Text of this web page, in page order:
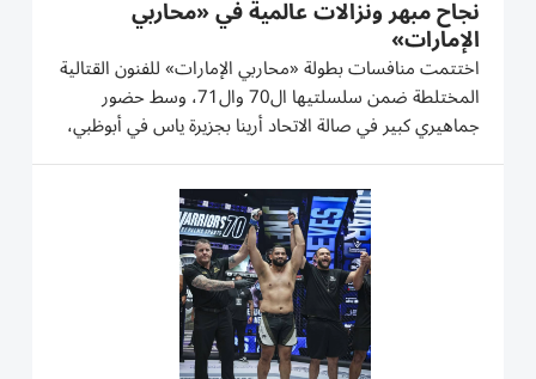
نجاح مبهر ونزالات عالمية في «محاربي
الإمارات»
اختتمت منافسات بطولة «محاربي الإمارات» للفنون القتالية
المختلطة ضمن سلسلتيها ال70 وال71، وسط حضور
جماهيري كبير في صالة الاتحاد أرينا بجزيرة ياس في أبوظبي،
التي استضافت الحدث للمرة الأولى، وشهدت إقامة 19 نزالاً
قوياً ومثيراً عكس المستوى العالمي الذي وصلت إليه
البطولة. وعلى...